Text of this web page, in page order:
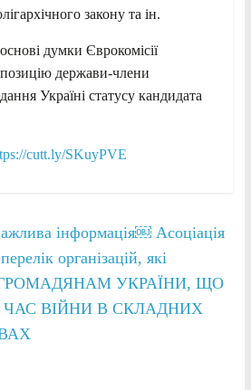
закону та ін.
думки Єврокомісії
держави-члени
Україні статусу кандидата
cutt.ly/SKuyPVE
інформація￼ Асоціація
організацій, які
УКРАЇНИ, ЩО
ВІЙНИ В СКЛАДНИХ